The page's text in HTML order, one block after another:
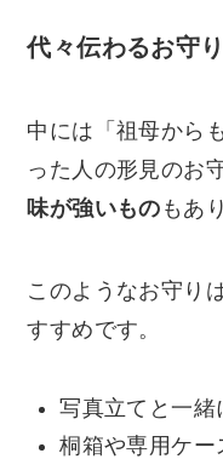
代々伝わるお守
中には「祖母から
った人の形見のお
味が強いもの もあ
このようなお守り
すすめです。
写真立てと一緒
桐箱や専用ケ